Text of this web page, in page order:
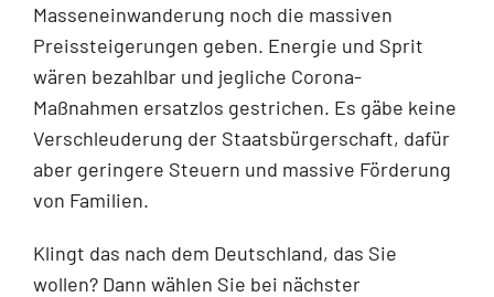
Masseneinwanderung noch die massiven
Preissteigerungen geben. Energie und Sprit
wären bezahlbar und jegliche Corona-
Maßnahmen ersatzlos gestrichen. Es gäbe keine
Verschleuderung der Staatsbürgerschaft, dafür
aber geringere Steuern und massive Förderung
von Familien.
Klingt das nach dem Deutschland, das Sie
wollen? Dann wählen Sie bei nächster